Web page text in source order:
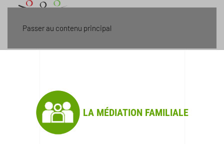
Passer au contenu principal
LA MÉDIATION FAMILIALE